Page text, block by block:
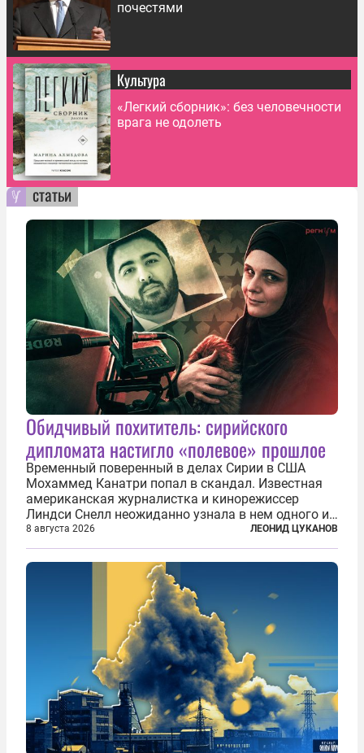
почестями
Культура
«Легкий сборник»: без человечности
врага не одолеть
статьи
Обидчивый похититель: сирийского
дипломата настигло «полевое» прошлое
Временный поверенный в делах Сирии в США
Мохаммед Канатри попал в скандал. Известная
американская журналистка и кинорежиссер
Линдси Снелл неожиданно узнала в нем одного из
бандитов, похитивших ее в сирийском Алеппо в
2016 году. Журналистка убеждена, что Канатри, в
то время известный под подпольным...
8 августа 2026 ЛЕОНИД ЦУКАНОВ